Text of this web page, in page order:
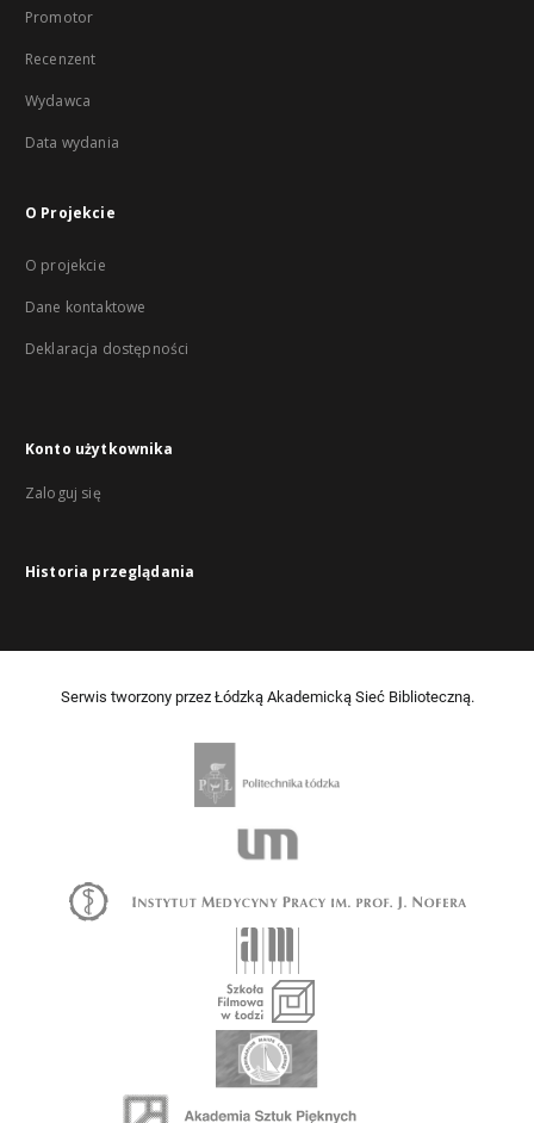
Promotor
Recenzent
Wydawca
Data wydania
O Projekcie
O projekcie
Dane kontaktowe
Deklaracja dostępności
Konto użytkownika
Zaloguj się
Historia przeglądania
Serwis tworzony przez Łódzką Akademicką Sieć Biblioteczną.